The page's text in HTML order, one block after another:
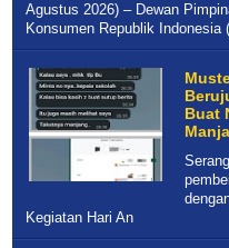
Agustus 2026) – Dewan
Konsumen Republik Indonesia
Buat
Kegiatan Hari An